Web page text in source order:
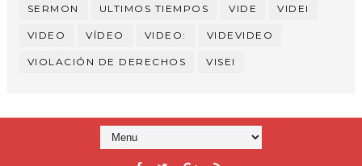
SERMON ULTIMOS TIEMPOS VIDE VIDEI
VIDEO VÍDEO VIDEO: VIDEVIDEO
VIOLACIÓN DE DERECHOS VISEI